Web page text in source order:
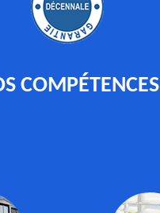
COMPÉTENCES